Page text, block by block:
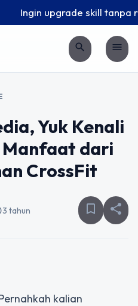
Ingin upgrade skill tanpa
search menu
Yuk Kenali
Manfaat dari
CrossFit
3 tahun bookmark_border share
kalian